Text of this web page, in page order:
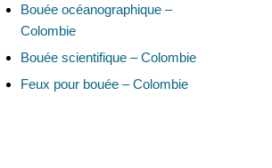
Bouée océanographique –
Colombie
Bouée scientifique – Colombie
Feux pour bouée – Colombie